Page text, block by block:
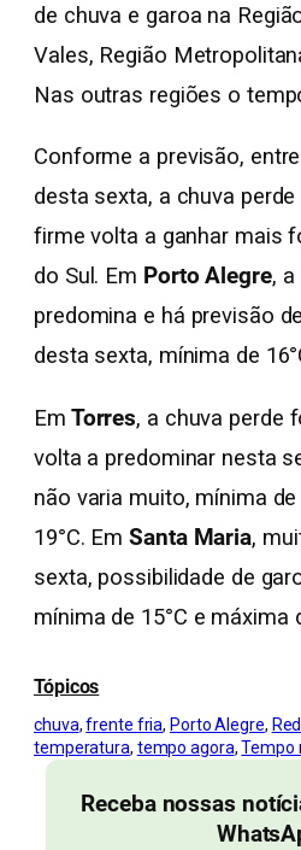
de chuva e garoa na
Vales, Região
Nas outras regiões o
Conforme a previsão,
desta sexta, a chuva
firme volta a ganhar mais
do Sul. Em Porto Alegre, a
predomina e há previsão
desta sexta, mínima de
Em Torres, a chuva perde
volta a predominar nesta
não varia muito, mínima
19°C. EmSanta Maria,
sexta, possibilidade de
mínima de 15°C e máxima
Tópicos
chuva, frente fria, Porto Alegre,
temperatura, tempo agora, Tempo
Receba nossas